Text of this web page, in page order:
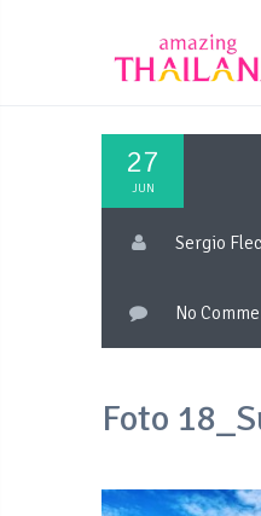
27
JUN
Sergio
No
Foto